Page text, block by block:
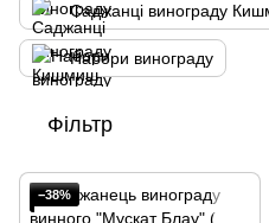
Саджанці винограду
Набори винограду
Фільтр
−38%